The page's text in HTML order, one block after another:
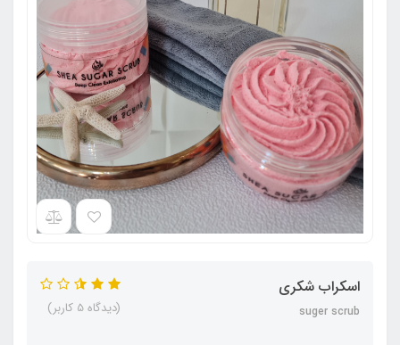
اسکراب شکری
suger scrub (دیدگاه 5 کاربر)